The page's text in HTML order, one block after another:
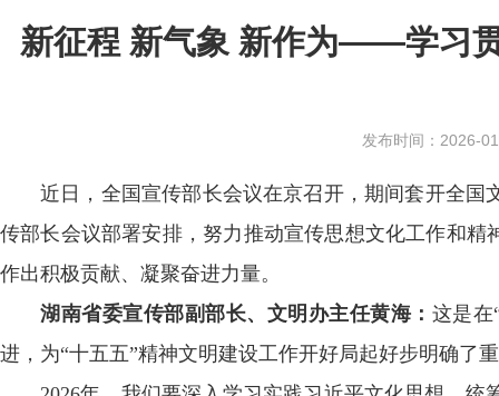
新征程 新气象 新作为——学习
发布时间：2026-
近日，全国宣传部长会议在京召开，期间套开全
传部长会议部署安排，努力推动宣传思想文化工作和
作出积极贡献、凝聚奋进力量。
湖南省委宣传部副部长、文明办主任黄海： 这是在
进，为“十五五”精神文明建设工作开好局起好步明确